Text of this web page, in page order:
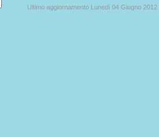
Ultimo aggiornamento Lunedì 04 Giugno 2012